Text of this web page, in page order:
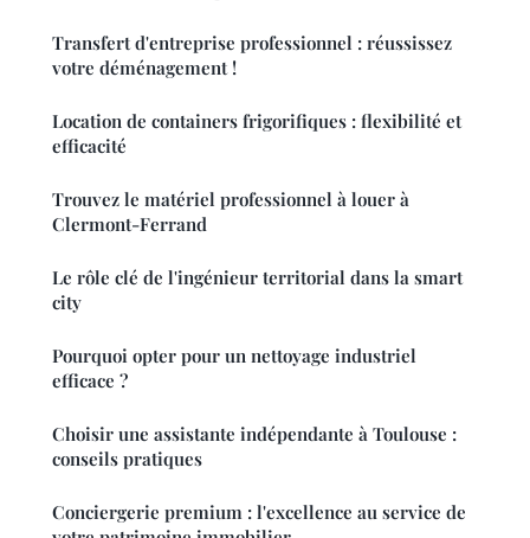
Transfert d'entreprise professionnel : réussissez
votre déménagement !
Location de containers frigorifiques : flexibilité et
efficacité
Trouvez le matériel professionnel à louer à
Clermont-Ferrand
Le rôle clé de l'ingénieur territorial dans la smart
city
Pourquoi opter pour un nettoyage industriel
efficace ?
Choisir une assistante indépendante à Toulouse :
conseils pratiques
Conciergerie premium : l'excellence au service de